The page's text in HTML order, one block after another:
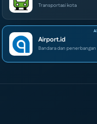
Transportasi kota
Airport.id
Bandara dan penerbangan